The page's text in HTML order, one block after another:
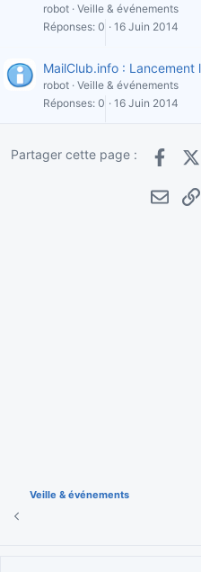
robot Veille & événements
Réponses 0 16 Juin 2014
MailClub.info :
robot Veille & événements
Réponses 0 16 Juin 2014
Partager cette page :
X
E-mail
Veille & événements